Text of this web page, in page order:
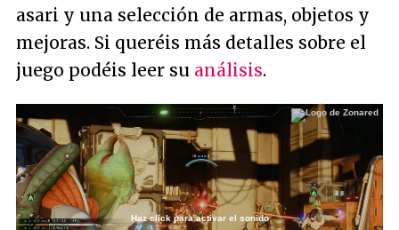
asari y una selección de armas, objetos y
mejoras. Si queréis más detalles sobre el
juego podéis leer su análisis.
Haz click para activar el sonido